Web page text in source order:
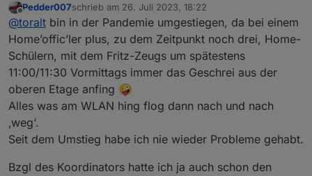
Vllt liegt es auch an der menge der geräte oder an
bestimmten geräten. Aber generell fühlt es sich so an als
würde ein speicher volllaufen und dann ist schicht im
schacht. Ein hardreset setzt diesen wieder zurück und
weiter gehts.
Offline
Pedder007schrieb am 26. Juli 2023, 18:22
zuletzt editiert von
@toralt bin in der Pandemie umgestiegen, da bei einem
Home’offic’ler plus, zu dem Zeitpunkt noch drei, Home-
Schülern, mit dem Fritz-Zeugs um spätestens
11:00/11:30 Vormittags immer das Geschrei aus der
oberen Etage anfing 🤪
Alles was am WLAN hing flog dann nach und nach
‚weg‘.
Seit dem Umstieg habe ich nie wieder Probleme gehabt.
Bzgl des Koordinators hatte ich ja auch schon den